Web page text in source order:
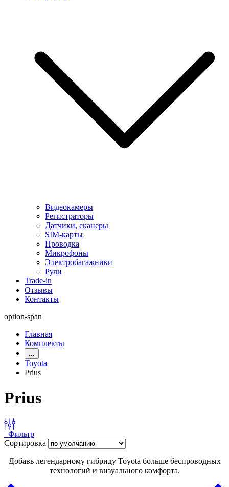
Видеокамеры
Регистраторы
Датчики, сканеры
SIM-карты
Проводка
Микрофоны
Электробагажники
Рули
Trade-in
Отзывы
Контакты
option-span
Главная
Комплекты
...
Toyota
Prius
Prius
Фильтр
Сортировка
Добавь легендарному гибриду Toyota больше беспроводных
технологий и визуального комфорта.